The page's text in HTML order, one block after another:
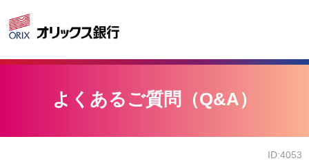
よくあるご質問（Q&A）
ID:4053